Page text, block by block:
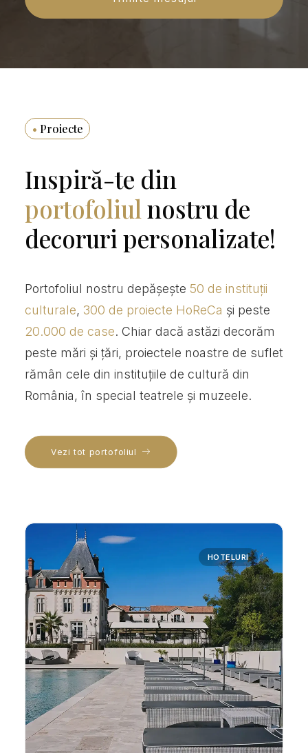
• Proiecte
Inspiră-te din
portofoliul nostru de
decoruri personalizate!
Portofoliul nostru depășește 50 de instituții
culturale, 300 de proiecte HoReCa și peste
20.000 de case. Chiar dacă astăzi decorăm
peste mări și țări, proiectele noastre de suflet
rămân cele din instituțiile de cultură din
România, în special teatrele și muzeele.
Vezi tot portofoliul
HOTELURI